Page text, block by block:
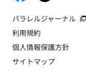
パラレルジャーナル
利用規約
個人情報保護方針
サイトマップ